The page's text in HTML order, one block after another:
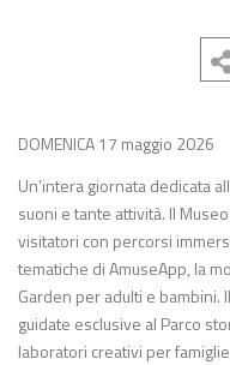
DOMENICA 17 maggio 2026
Un’intera giornata dedicata
suoni e tante attività. Il
visitatori con percorsi
tematiche di AmuseApp, la
Garden per adulti e bambini.
guidate esclusive al Parco
laboratori creativi per